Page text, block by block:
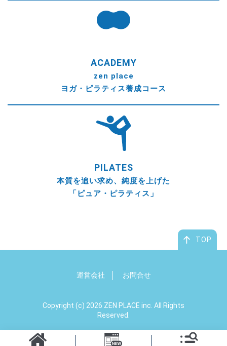
ACADEMY
zen place
ヨガ・ピラティス養成コース
PILATES
本質を追い求め、純度を上げた
「ピュア・ピラティス」
運営会社 お問合せ
Copyright (c) 2026 ZEN PLACE inc. All Rights
Reserved.
TOP